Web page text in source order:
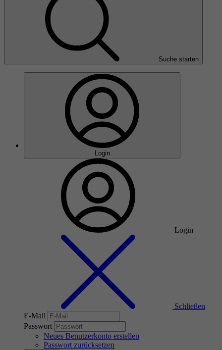
Suche starten
Login
Login
Schließen
E-Mail
Passwort
Neues Benutzerkonto erstellen
Passwort zurücksetzen